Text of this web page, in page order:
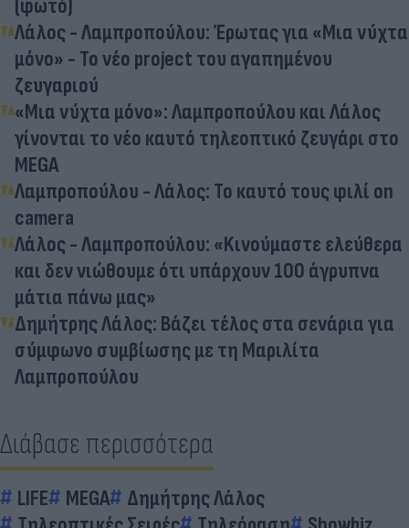
(φωτό)
Λάλος - Λαμπροπούλου: Έρωτας για «Μια νύχτα
μόνο» - Το νέο project του αγαπημένου
ζευγαριού
«Μια νύχτα μόνο»: Λαμπροπούλου και Λάλος
γίνονται το νέο καυτό τηλεοπτικό ζευγάρι στο
MEGA
Λαμπροπούλου - Λάλος: Το καυτό τους φιλί on
camera
Λάλος - Λαμπροπούλου: «Kινούμαστε ελεύθερα
και δεν νιώθουμε ότι υπάρχουν 100 άγρυπνα
μάτια πάνω μας»
Δημήτρης Λάλος: Βάζει τέλος στα σενάρια για
σύμφωνο συμβίωσης με τη Μαριλίτα
Λαμπροπούλου
Διάβασε περισσότερα
LIFE MEGA
Δημήτρης Λάλος